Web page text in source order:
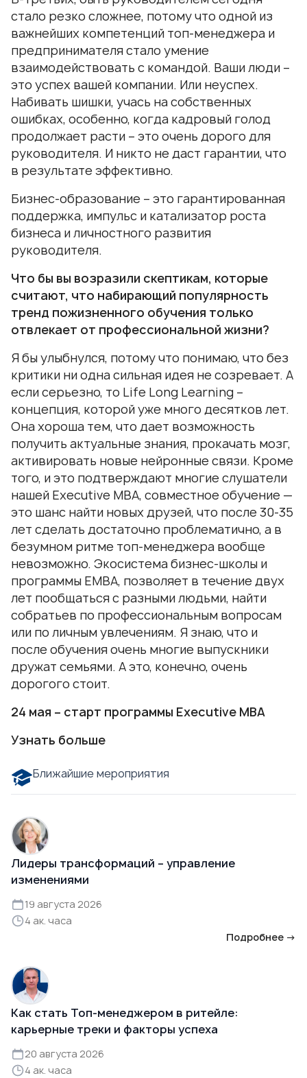
стало резко сложнее, потому что одной из
важнейших компетенций топ-менеджера и
предпринимателя стало умение
взаимодействовать с командой. Ваши люди –
это успех вашей компании. Или неуспех.
Набивать шишки, учась на собственных
ошибках, особенно, когда кадровый голод
продолжает расти – это очень дорого для
руководителя. И никто не даст гарантии, что
в результате эффективно.
Бизнес-образование – это гарантированная
поддержка, импульс и катализатор роста
бизнеса и личностного развития
руководителя.
Что бы вы возразили скептикам, которые
считают, что набирающий популярность
тренд пожизненного обучения только
отвлекает от профессиональной жизни?
Я бы улыбнулся, потому что понимаю, что без
критики ни одна сильная идея не созревает. А
если серьезно, то Life Long Learning –
концепция, которой уже много десятков лет.
Она хороша тем, что дает возможность
получить актуальные знания, прокачать мозг,
активировать новые нейронные связи. Кроме
того, и это подтверждают многие слушатели
нашей Executive MBA, совместное обучение —
это шанс найти новых друзей, что после 30-35
лет сделать достаточно проблематично, а в
безумном ритме топ-менеджера вообще
невозможно. Экосистема бизнес-школы и
программы EMBA, позволяет в течение двух
лет пообщаться с разными людьми, найти
собратьев по профессиональным вопросам
или по личным увлечениям. Я знаю, что и
после обучения очень многие выпускники
дружат семьями. А это, конечно, очень
дорогого стоит.
24 мая – старт программы Executive МВА
Узнать больше
Ближайшие мероприятия
Лидеры трансформаций – управление
изменениями
19 августа 2026
4 ак. часа
Подробнее →
Как стать Топ-менеджером в ритейле:
карьерные треки и факторы успеха
20 августа 2026
4 ак. часа